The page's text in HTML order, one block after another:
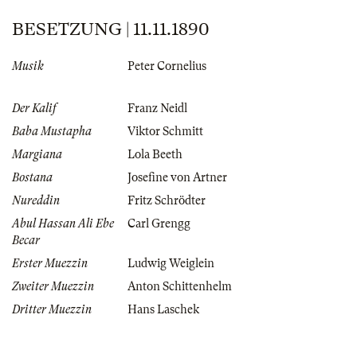
BESETZUNG | 11.11.1890
Musik Peter Cornelius
Der Kalif
Franz Neidl
Baba Mustapha
Viktor Schmitt
Margiana
Lola Beeth
Bostana
Josefine von Artner
Nureddin
Fritz Schrödter
Abul Hassan Ali Ebe
Becar
Carl Grengg
Erster Muezzin
Ludwig Weiglein
Zweiter Muezzin
Anton Schittenhelm
Dritter Muezzin
Hans Laschek